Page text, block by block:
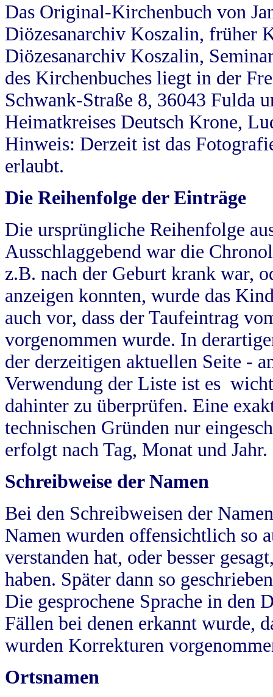
Das Original-Kirchenbuch von
Diözesanarchiv Koszalin, früher
Diözesanarchiv Koszalin,
des Kirchenbuches liegt in der
Schwank-Straße 8, 36043 Fulda
Heimatkreises Deutsch Krone,
Hinweis: Derzeit ist das
erlaubt.
Die Reihenfolge der Einträge
Die ursprüngliche Reihenfolge
Ausschlaggebend war die
z.B. nach der Geburt krank war,
anzeigen konnten, wurde das
auch vor, dass der Taufeintrag
vorgenommen wurde. In
der derzeitigen aktuellen Seite -
Verwendung der Liste ist es
dahinter zu überprüfen. Eine
technischen Gründen nur
erfolgt nach Tag, Monat und Jahr.
Schreibweise der Namen
Bei den Schreibweisen der
Namen wurden offensichtlich so
verstanden hat, oder besser
haben. Später dann so
Die gesprochene Sprache in
Fällen bei denen erkannt wurde,
wurden Korrekturen
Ortsnamen